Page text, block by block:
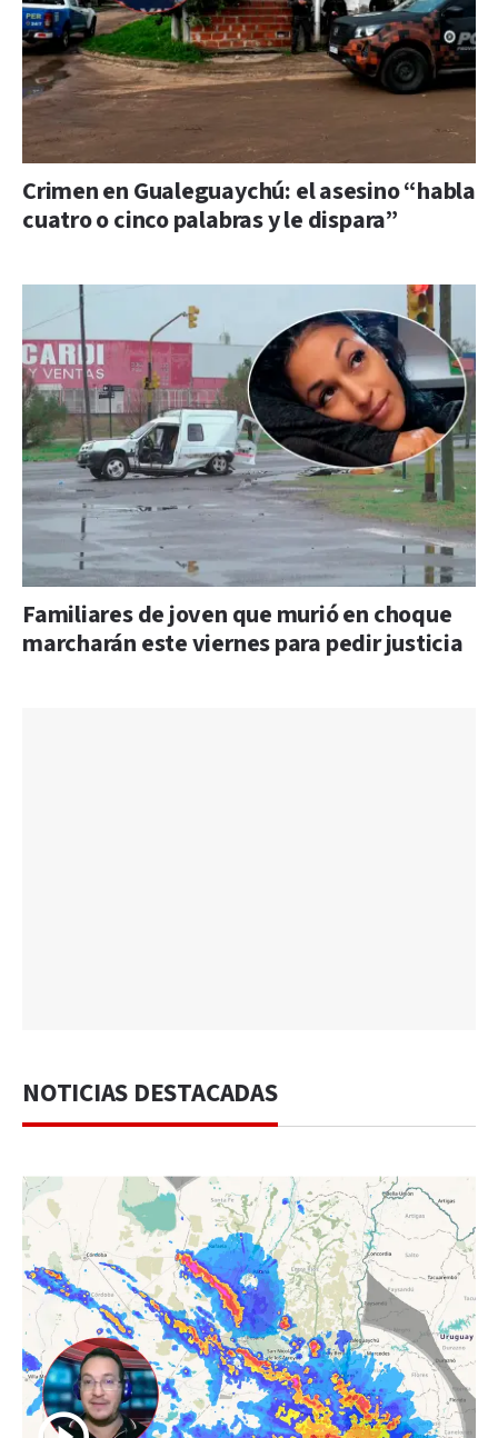
Crimen en Gualeguaychú: el asesino “habla
cuatro o cinco palabras y le dispara”
Familiares de joven que murió en choque
marcharán este viernes para pedir justicia
NOTICIAS DESTACADAS